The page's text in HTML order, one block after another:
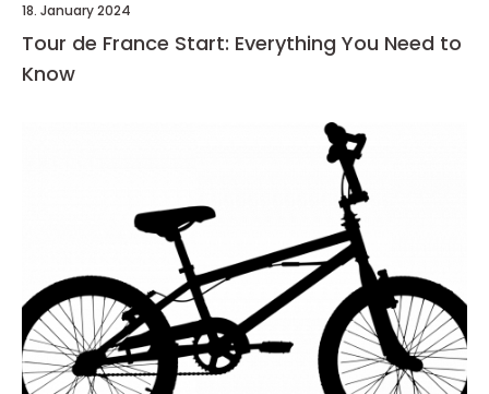
18. January 2024
Tour de France Start: Everything You Need to
Know